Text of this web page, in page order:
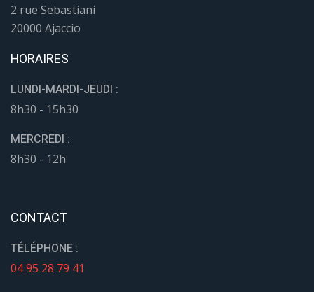
2 rue Sebastiani
20000 Ajaccio
HORAIRES
LUNDI-MARDI-JEUDI :
8h30 - 15h30
MERCREDI :
8h30 - 12h
CONTACT
TÉLÉPHONE :
04 95 28 79 41